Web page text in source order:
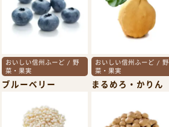
おいしい信州ふーど / 野
菜・果実
ブルーベリー
おいしい信州ふーど / 野
菜・果実
まるめろ・かりん